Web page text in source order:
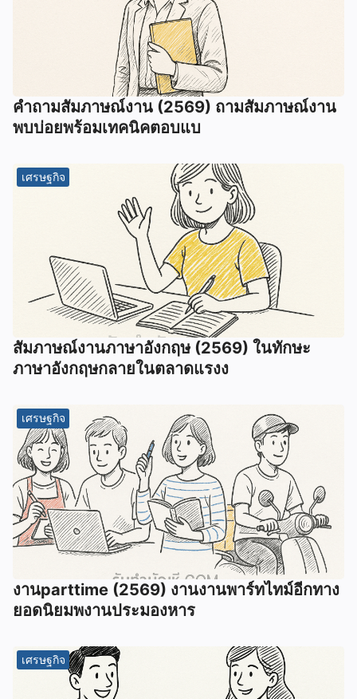
คำถามสัมภาษณ์งาน (2569) ถามสัมภาษณ์งาน
พบบ่อยพร้อมเทคนิคตอบแบ
เศรษฐกิจ
สัมภาษณ์งานภาษาอังกฤษ (2569) ในทักษะ
ภาษาอังกฤษกลายในตลาดแรงง
เศรษฐกิจ
งานparttime (2569) งานงานพาร์ทไทม์อีกทาง
ยอดนิยมพงานประมองหาร
เศรษฐกิจ